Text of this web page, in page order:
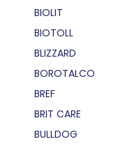
BIOLIT
BIOTOLL
BLIZZARD
BOROTALCO
BREF
BRIT CARE
BULLDOG